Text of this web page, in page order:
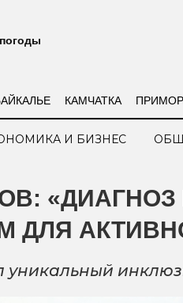
КАМЧАТКА
И БИЗНЕС
ДЛЯ
уникальный